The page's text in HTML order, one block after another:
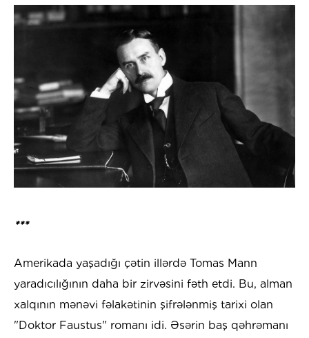
***
Amerikada yaşadığı çətin illərdə Tomas Mann
yaradıcılığının daha bir zirvəsini fəth etdi. Bu, alman
xalqının mənəvi fəlakətinin şifrələnmiş tarixi olan
"Doktor Faustus" romanı idi. Əsərin baş qəhrəmanı